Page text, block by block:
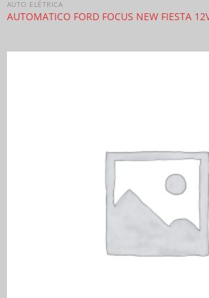
AUTO ELÉTRICA
AUTOMATICO FORD FOCUS NEW FIESTA